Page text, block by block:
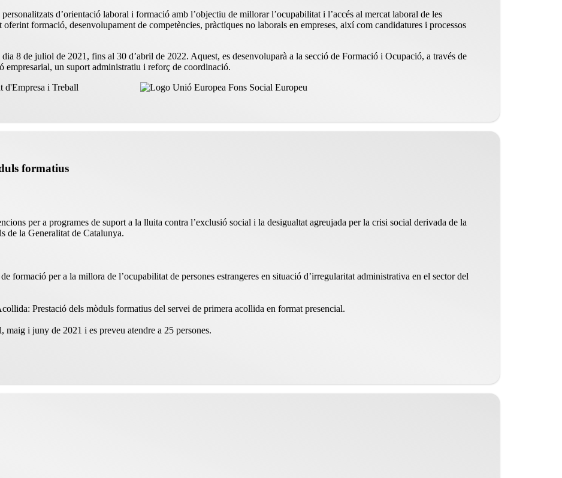
d’orientació laboral i formació amb l’objectiu de millorar l’ocupabilitat i l’accés al mercat laboral de les
formació, desenvolupament de competències, pràctiques no laborals en empreses, així com candidatures i processos
8 de juliol de 2021, fins al 30 d’abril de 2022. Aquest, es desenvoluparà a la secció de Formació i Ocupació, a través de
empresarial, un suport administratiu i reforç de coordinació.
formatius
per a programes de suport a la lluita contra l’exclusió social i la desigualtat agreujada per la crisi social derivada de la
de la Generalitat de Catalunya.
formació per a la millora de l’ocupabilitat de persones estrangeres en situació d’irregularitat administrativa en el sector del
Prestació dels mòduls formatius del servei de primera acollida en format presencial.
maig i juny de 2021 i es preveu atendre a 25 persones.